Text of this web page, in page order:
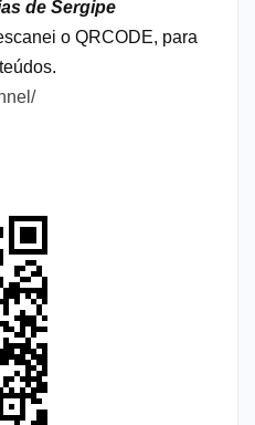
de Sergipe
o QRCODE, para